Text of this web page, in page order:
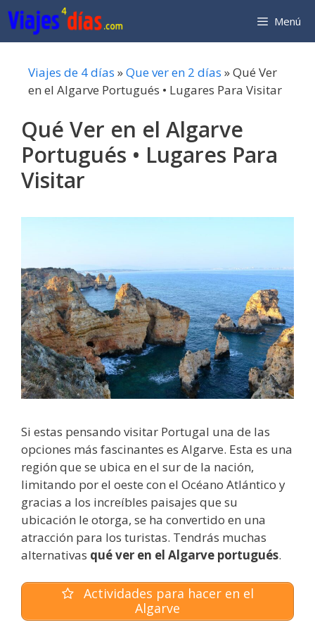
Saltar
al
contenido
Menú
Viajes de 4 días »Que ver en 2 días »Qué Ver
en el Algarve Portugués • Lugares Para Visitar
Qué Ver en el Algarve
Portugués • Lugares Para
Visitar
Si estas pensando visitar Portugal una de las
opciones más fascinantes es Algarve. Esta es una
región que se ubica en el sur de la nación,
limitando por el oeste con el Océano Atlántico y
gracias a los increíbles paisajes que su
ubicación le otorga, se ha convertido en una
atracción para los turistas. Tendrás muchas
alternativas qué ver en el Algarve portugués.
Actividades para hacer en el
Algarve